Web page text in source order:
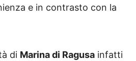
e in contrasto con la
di Marina di Ragusa infatti